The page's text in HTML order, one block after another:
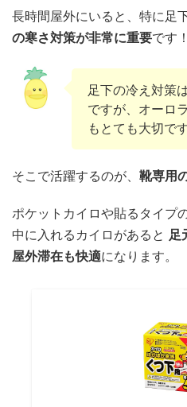
長時間屋外にいると、特に足
の寒さ対策が非常に重要です！
足下の冷え対策
ですが、オーロ
もとても大切で
そこで活躍するのが、 靴専用
ポケットカイロや貼るタイプ
中に入れるカイロがあると 足
屋外滞在も快適になります。